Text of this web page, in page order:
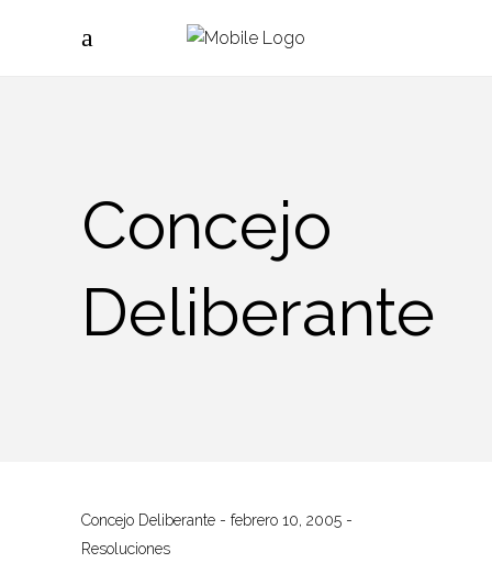
Concejo
Deliberante
Concejo Deliberante
febrero 10, 2005
Resoluciones